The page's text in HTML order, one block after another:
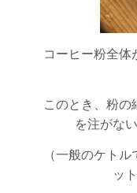
コーヒー粉全体
このとき、粉
を注がな
（一般のケト
ッ